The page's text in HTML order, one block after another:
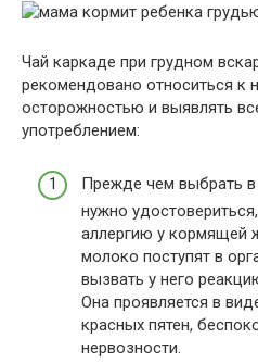
Чай каркаде при грудном
рекомендовано относиться к
осторожностью и выявлять
употреблением:
Прежде чем выбрать в
нужно
аллергию у кормящей
молоко поступят в
вызвать у него
Она проявляется в
красных пятен,
нервозности.